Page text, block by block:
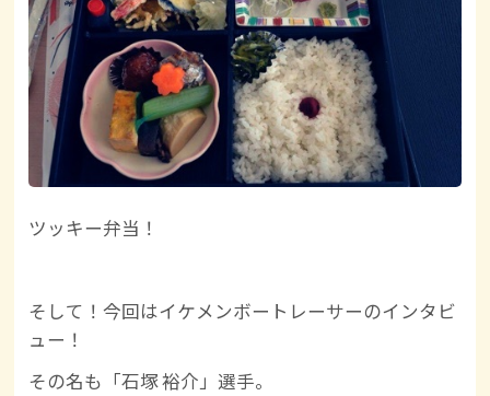
ツッキー弁当！
そして！今回はイケメンボートレーサーのインタビ
ュー！
その名も「石塚 裕介」選手。